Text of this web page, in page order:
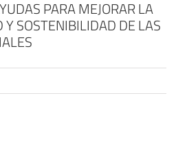
PARA MEJORAR LA
SOSTENIBILIDAD DE LAS